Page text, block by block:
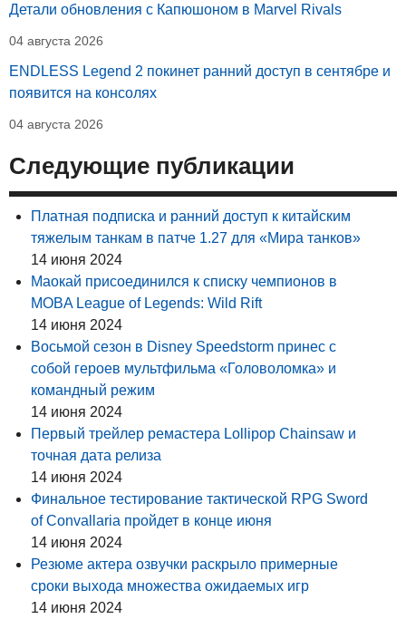
Детали обновления с Капюшоном в Marvel Rivals
04 августа 2026
ENDLESS Legend 2 покинет ранний доступ в сентябре и
появится на консолях
04 августа 2026
Следующие публикации
Платная подписка и ранний доступ к китайским
тяжелым танкам в патче 1.27 для «Мира танков»
14 июня 2024
Маокай присоединился к списку чемпионов в
MOBA League of Legends: Wild Rift
14 июня 2024
Восьмой сезон в Disney Speedstorm принес с
собой героев мультфильма «Головоломка» и
командный режим
14 июня 2024
Первый трейлер ремастера Lollipop Chainsaw и
точная дата релиза
14 июня 2024
Финальное тестирование тактической RPG Sword
of Convallaria пройдет в конце июня
14 июня 2024
Резюме актера озвучки раскрыло примерные
сроки выхода множества ожидаемых игр
14 июня 2024